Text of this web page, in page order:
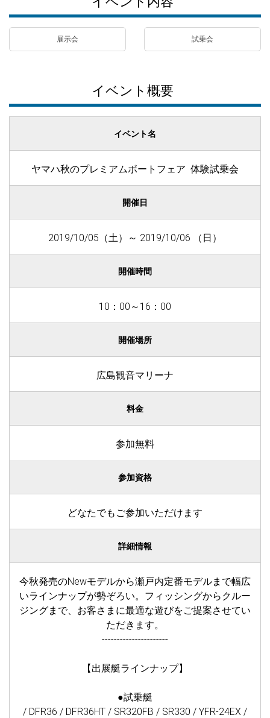
展示会 試乗会
イベント概要
イベント名
ヤマハ秋のプレミアムボートフェア 体験試乗会
開催日
2019/10/05（土）～ 2019/10/06 （日）
開催時間
10：00～16：00
開催場所
広島観音マリーナ
料金
参加無料
参加資格
どなたでもご参加いただけます
詳細情報
今秋発売のNewモデルから瀬戸内定番モデルまで幅広
いラインナップが勢ぞろい。フィッシングからクルー
ジングまで、お客さまに最適な遊びをご提案させてい
ただきます。
----------------------
【出展艇ラインナップ】
●試乗艇
/ DFR36 / DFR36HT / SR320FB / SR330 / YFR-24EX /